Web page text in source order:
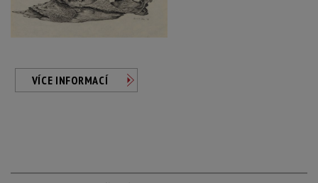
VÍCE INFORMACÍ